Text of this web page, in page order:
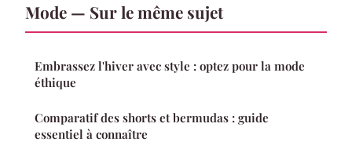
Mode — Sur le même sujet
Embrassez l'hiver avec style : optez pour la mode
éthique
Comparatif des shorts et bermudas : guide
essentiel à connaître